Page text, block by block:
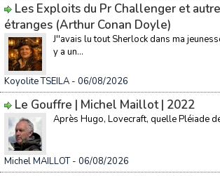
Les Exploits du Pr Challenger et
étranges (Arthur Conan Doyle)
J''avais lu tout Sherlock dans ma
y a un...
Koyolite TSEILA - 06/08/2026
Le Gouffre | Michel Maillot | 2022
Après Hugo, Lovecraft, quelle Pléiade
Michel MAILLOT- 06/08/2026